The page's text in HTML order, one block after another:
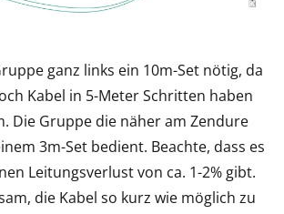
ganz links ein 10m-Set nötig, da
Kabel in 5-Meter Schritten haben
Die Gruppe die näher am Zendure
3m-Set bedient. Beachte, dass es
Leitungsverlust von ca. 1-2% gibt.
die Kabel so kurz wie möglich zu